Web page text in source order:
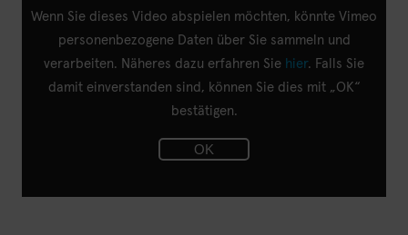
Wenn Sie dieses Video abspielen möchten, könnte Vimeo
personenbezogene Daten über Sie sammeln und
verarbeiten. Näheres dazu erfahren Sie hier. Falls Sie
damit einverstanden sind, können Sie dies mit „OK“
bestätigen.
OK